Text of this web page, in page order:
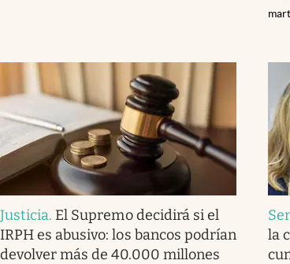
Justicia. El Supremo decidirá si el
IRPH es abusivo: los bancos podrían
devolver más de 40.000 millones
la